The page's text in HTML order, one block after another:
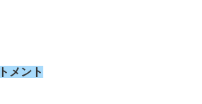
メント